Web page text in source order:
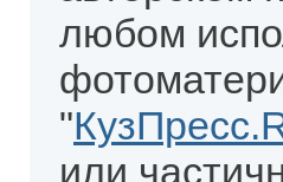
любом
"
или